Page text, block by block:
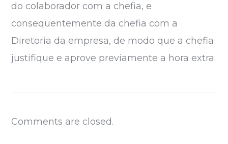
do colaborador com a chefia, e
consequentemente da chefia com a
Diretoria da empresa, de modo que a chefia
justifique e aprove previamente a hora extra.
Comments are closed.